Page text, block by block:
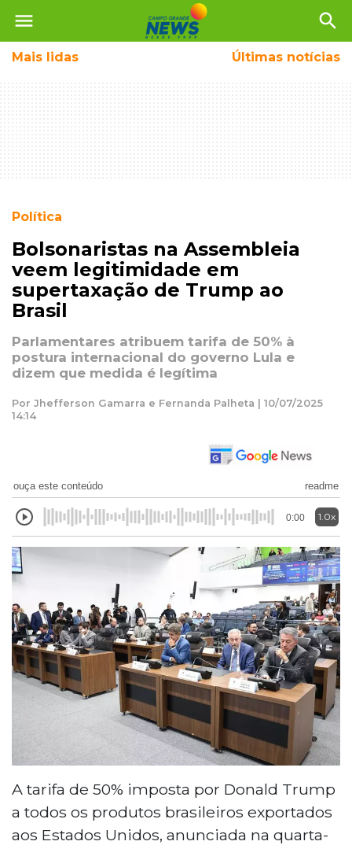
menu search
Mais lidas Últimas notícias
Política
Bolsonaristas na Assembleia
veem legitimidade em
supertaxação de Trump ao
Brasil
Parlamentares atribuem tarifa de 50% à
postura internacional do governo Lula e
dizem que medida é legítima
Por Jhefferson Gamarra e Fernanda Palheta | 10/07/2025
14:14
ouça este conteúdo readme
0:00 1.0x
A tarifa de 50% imposta por Donald Trump
a todos os produtos brasileiros exportados
aos Estados Unidos, anunciada na quarta-